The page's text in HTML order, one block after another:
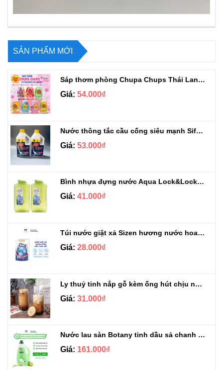
SẢN PHẨM MỚI
Sáp thơm phòng Chupa Chups Thái Lan 230g
Giá: 54.000₫
Nước thông tắc cầu cống siêu mạnh Sifa 1.4kg
Giá: 53.000₫
Bình nhựa đựng nước Aqua Lock&Lock 2.1L
Giá: 41.000₫
Túi nước giặt xả Sizen hương nước hoa 500 ml
Giá: 28.000₫
Ly thuỷ tinh nắp gỗ kèm ống hút chịu nhiệt 500ml
Giá: 31.000₫
Nước lau sàn Botany tinh dầu sả chanh chai 3.9kg
Giá: 161.000₫